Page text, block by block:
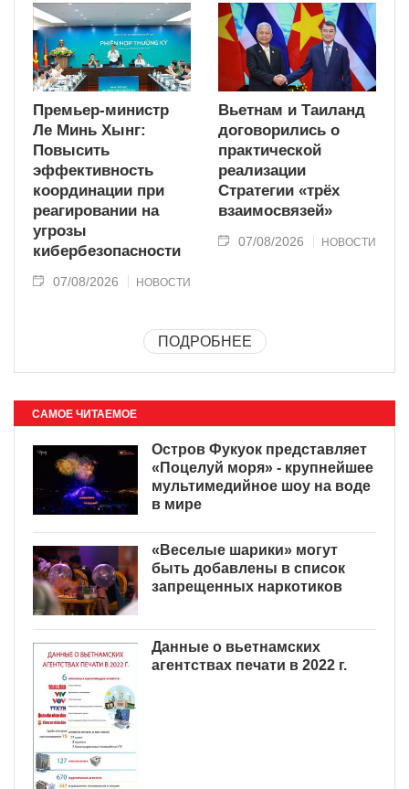
Премьер-министр
Ле Минь Хынг:
Повысить
эффективность
координации при
реагировании на
угрозы
кибербезопасности
07/08/2026 НОВОСТИ
Вьетнам и Таиланд
договорились о
практической
реализации
Стратегии «трёх
взаимосвязей»
07/08/2026 НОВОСТИ
ПОДРОБНЕЕ
САМОЕ ЧИТАЕМОЕ
Остров Фукуок представляет
«Поцелуй моря» - крупнейшее
мультимедийное шоу на воде
в мире
«Веселые шарики» могут
быть добавлены в список
запрещенных наркотиков
Данные о вьетнамских
агентствах печати в 2022 г.